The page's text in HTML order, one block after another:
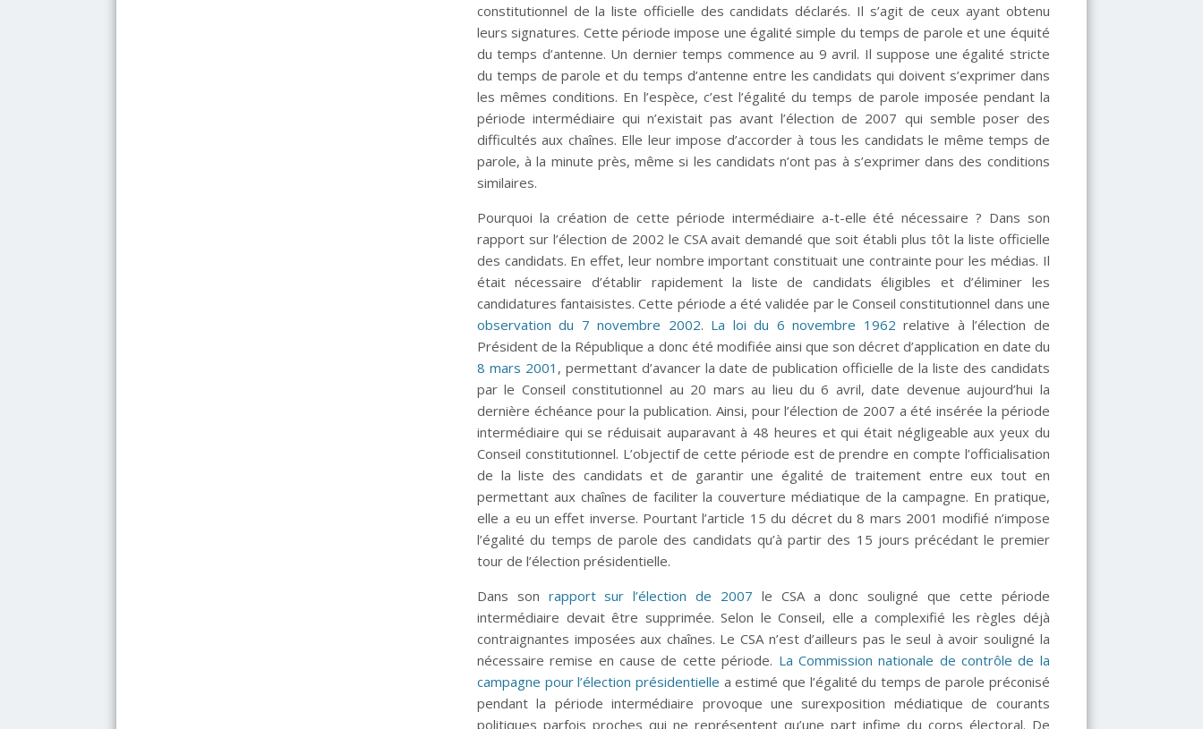
constitutionnel de la liste officielle des candidats déclarés. Il s’agit de ceux ayant obtenu
leurs signatures. Cette période impose une égalité simple du temps de parole et une équité
du temps d’antenne. Un dernier temps commence au 9 avril. Il suppose une égalité stricte
du temps de parole et du temps d’antenne entre les candidats qui doivent s’exprimer dans
les mêmes conditions. En l’espèce, c’est l’égalité du temps de parole imposée pendant la
période intermédiaire qui n’existait pas avant l’élection de 2007 qui semble poser des
difficultés aux chaînes. Elle leur impose d’accorder à tous les candidats le même temps de
parole, à la minute près, même si les candidats n’ont pas à s’exprimer dans des conditions
similaires.
Pourquoi la création de cette période intermédiaire a-t-elle été nécessaire ? Dans son
rapport sur l’élection de 2002 le CSA avait demandé que soit établi plus tôt la liste officielle
des candidats. En effet, leur nombre important constituait une contrainte pour les médias. Il
était nécessaire d’établir rapidement la liste de candidats éligibles et d’éliminer les
candidatures fantaisistes. Cette période a été validée par le Conseil constitutionnel dans une
observation du 7 novembre 2002. La loi du 6 novembre 1962 relative à l’élection de
Président de la République a donc été modifiée ainsi que son décret d’application en date du
8 mars 2001 , permettant d’avancer la date de publication officielle de la liste des candidats
par le Conseil constitutionnel au 20 mars au lieu du 6 avril, date devenue aujourd’hui la
dernière échéance pour la publication. Ainsi, pour l’élection de 2007 a été insérée la période
intermédiaire qui se réduisait auparavant à 48 heures et qui était négligeable aux yeux du
Conseil constitutionnel. L’objectif de cette période est de prendre en compte l’officialisation
de la liste des candidats et de garantir une égalité de traitement entre eux tout en
permettant aux chaînes de faciliter la couverture médiatique de la campagne. En pratique,
elle a eu un effet inverse. Pourtant l’article 15 du décret du 8 mars 2001 modifié n’impose
l’égalité du temps de parole des candidats qu’à partir des 15 jours précédant le premier
tour de l’élection présidentielle.
Dans son rapport sur l’élection de 2007 le CSA a donc souligné que cette période
intermédiaire devait être supprimée. Selon le Conseil, elle a complexifié les règles déjà
contraignantes imposées aux chaînes. Le CSA n’est d’ailleurs pas le seul à avoir souligné la
nécessaire remise en cause de cette période. La Commission nationale de contrôle de la
campagne pour l’élection présidentielle a estimé que l’égalité du temps de parole préconisé
pendant la période intermédiaire provoque une surexposition médiatique de courants
politiques parfois proches qui ne représentent qu’une part infime du corps électoral. De